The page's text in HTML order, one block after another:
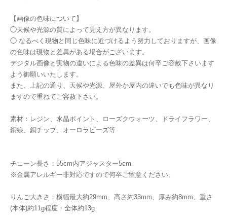
【画像の色味について】
◯天候や光源の質によって見え方が異なります。
◯ なるべく現物と同じ色味に近づけるよう努力しておりますが、画像
の色味は現物と差異がある場合がございます。
デジタル画像と実物の違いによる色味の差異は何卒ご容赦下さいます
よう御願いいたします。
また、上記の通り、天候や光源、屋外か屋内の違いでも色味が異なり
ますので重ねてご容赦下さい。
素材：レジン、水晶ポイント、ローズクウォーツ、ドライフラワー、
銅線、銅チップ、オーロラビーズ等
チェーン長さ：55cm内アジャスター5cm
※金属アレルギー非対応ですので何卒ご留意ください。
りんご大きさ：横幅最大約29mm、高さ約33mm、厚み約8mm、重さ
(本体)約11g程度・全体約13g